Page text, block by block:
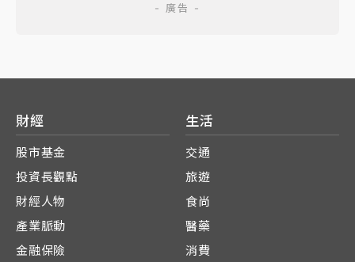
財經
股市基金
投資長觀點
財經人物
產業脈動
金融保險
生活
交通
旅遊
食尚
醫藥
消費